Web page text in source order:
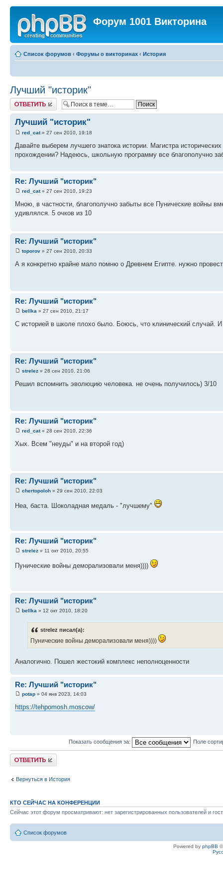
Форум 1001 Викторина
Список форумов ‹ Форумы о викторинах ‹ История
Лучший "историк"
Ответить
Лучший "историк"
red_cat» 27 сен 2010, 19:18
Давайте выберем лучшего знатока истории. Магистра
прохождении? Надеюсь, школьную программу все благополучно
Re: Лучший "историк"
red_cat» 27 сен 2010, 19:23
Мною, в частности, благополучно забыты все Пунические войны
удивлялся. 5 очков из 10
Re: Лучший "историк"
toporov » 27 сен 2010, 20:33
А я конкретно крайне мало помню о Древнем Египте. нужно
Re: Лучший "историк"
bellka » 27 сен 2010, 21:17
С историей в школе плохо было. Боюсь, что клинический случай.
Re: Лучший "историк"
strelez » 28 сен 2010, 21:06
Решил вспомнить эволюцию человека. не очень получилось) 3/10
Re: Лучший "историк"
red_cat» 28 сен 2010, 22:36
Хых. Всем "неуды" и на второй год)
Re: Лучший "историк"
chertopoloh » 29 сен 2010, 22:03
Неа, баста. Шоколадная медаль - "лучшему"
Re: Лучший "историк"
strelez » 11 окт 2010, 20:55
Пунические войны деморализовали меня))))
Re: Лучший "историк"
bellka » 12 окт 2010, 18:20
strelez писал(а):
Пунические войны деморализовали меня))))
Аналогично. Пошел жестокий комплекс неполноценности
Re: Лучший "историк"
potap » 04 янв 2023, 14:03
https://tehpomosh.moscow/
Показать сообщения за: Поле
Ответить
Вернуться в История
КТО СЕЙЧАС НА КОНФЕРЕНЦИИ
Сейчас этот форум просматривают: нет зарегистрированных пользователей и
Список форумов
Powered by phpBB